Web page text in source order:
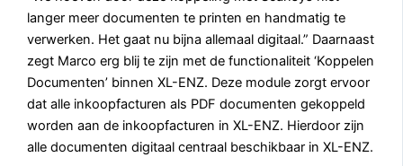
langer meer documenten te printen en handmatig te
verwerken. Het gaat nu bijna allemaal digitaal.” Daarnaast
zegt Marco erg blij te zijn met de functionaliteit ‘Koppelen
Documenten’ binnen XL-ENZ. Deze module zorgt ervoor
dat alle inkoopfacturen als PDF documenten gekoppeld
worden aan de inkoopfacturen in XL-ENZ. Hierdoor zijn
alle documenten digitaal centraal beschikbaar in XL-ENZ.